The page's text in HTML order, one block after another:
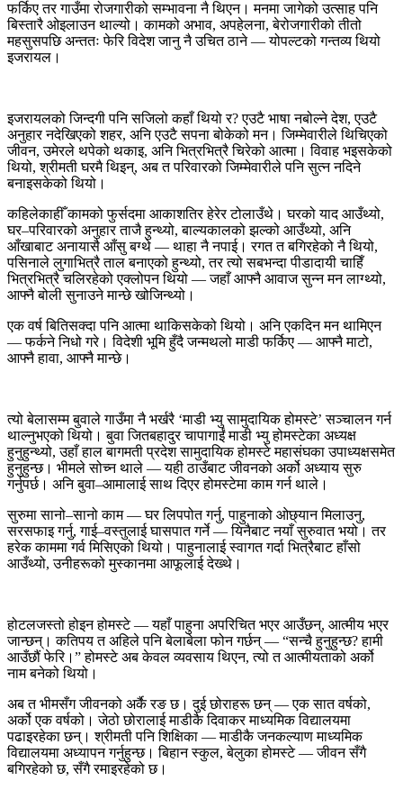
फर्किए तर गाउँमा रोजगारीको सम्भावना नै थिएन। मनमा जागेको उत्साह पनि
बिस्तारै ओइलाउन थाल्यो। कामको अभाव, अपहेलना, बेरोजगारीको तीतो
महसुसपछि अन्ततः फेरि विदेश जानु नै उचित ठाने — योपल्टको गन्तव्य थियो
इजरायल।
इजरायलको जिन्दगी पनि सजिलो कहाँ थियो र? एउटै भाषा नबोल्ने देश, एउटै
अनुहार नदेखिएको शहर, अनि एउटै सपना बोकेको मन। जिम्मेवारीले थिचिएको
जीवन, उमेरले थपेको थकाइ, अनि भित्रभित्रै चिरेको आत्मा। विवाह भइसकेको
थियो, श्रीमती घरमै थिइन्, अब त परिवारको जिम्मेवारीले पनि सुत्न नदिने
बनाइसकेको थियो।
कहिलेकाहीँ कामको फुर्सदमा आकाशतिर हेरेर टोलाउँथे। घरको याद आउँथ्यो,
घर–परिवारको अनुहार ताजै हुन्थ्यो, बाल्यकालको झल्को आउँथ्यो, अनि
आँखाबाट अनायासै आँसु बग्थे — थाहा नै नपाई। रगत त बगिरहेको नै थियो,
पसिनाले लुगाभित्रै ताल बनाएको हुन्थ्यो, तर त्यो सबभन्दा पीडादायी चाहिँ
भित्रभित्रै चलिरहेको एक्लोपन थियो — जहाँ आफ्नै आवाज सुन्न मन लाग्थ्यो,
आफ्नै बोली सुनाउने मान्छे खोजिन्थ्यो।
एक वर्ष बितिसक्दा पनि आत्मा थाकिसकेको थियो। अनि एकदिन मन थामिएन
— फर्कने निधो गरे। विदेशी भूमि हुँदै जन्मथलो माडी फर्किए — आफ्नै माटो,
आफ्नै हावा, आफ्नै मान्छे।
त्यो बेलासम्म बुवाले गाउँमा नै भर्खरै ‘माडी भ्यु सामुदायिक होमस्टे’ सञ्चालन गर्न
थाल्नुभएको थियो। बुवा जितबहादुर चापागाईं माडी भ्यु होमस्टेका अध्यक्ष
हुनुहुन्थ्यो, उहाँ हाल बागमती प्रदेश सामुदायिक होमस्टे महासंघका उपाध्यक्षसमेत
हुनुहुन्छ। भीमले सोच्न थाले — यही ठाउँबाट जीवनको अर्को अध्याय सुरु
गर्नुपर्छ। अनि बुवा–आमालाई साथ दिएर होमस्टेमा काम गर्न थाले।
सुरुमा सानो–सानो काम — घर लिपपोत गर्नु, पाहुनाको ओछ्यान मिलाउनु,
सरसफाइ गर्नु, गाई–वस्तुलाई घासपात गर्ने — यिनैबाट नयाँ सुरुवात भयो। तर
हरेक काममा गर्व मिसिएको थियो। पाहुनालाई स्वागत गर्दा भित्रैबाट हाँसो
आउँथ्यो, उनीहरूको मुस्कानमा आफूलाई देख्थे।
होटलजस्तो होइन होमस्टे — यहाँ पाहुना अपरिचित भएर आउँछन्, आत्मीय भएर
जान्छन्। कतिपय त अहिले पनि बेलाबेला फोन गर्छन् — “सन्चै हुनुहुन्छ? हामी
आउँछौं फेरि।” होमस्टे अब केवल व्यवसाय थिएन, त्यो त आत्मीयताको अर्को
नाम बनेको थियो।
अब त भीमसँग जीवनको अर्कै रङ छ। दुई छोराहरू छन् — एक सात वर्षको,
अर्को एक वर्षको। जेठो छोरालाई माडीकै दिवाकर माध्यमिक विद्यालयमा
पढाइरहेका छन्। श्रीमती पनि शिक्षिका — माडीकै जनकल्याण माध्यमिक
विद्यालयमा अध्यापन गर्नुहुन्छ। बिहान स्कुल, बेलुका होमस्टे — जीवन सँगै
बगिरहेको छ, सँगै रमाइरहेको छ।